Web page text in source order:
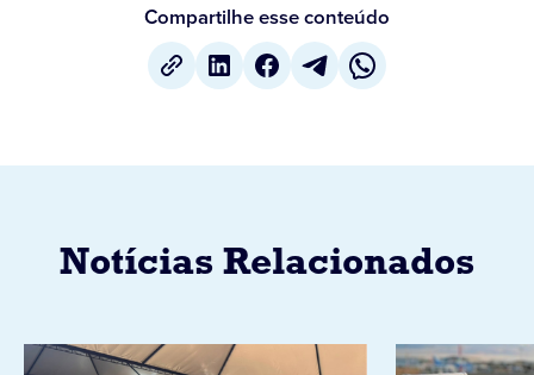
Compartilhe esse conteúdo
Notícias Relacionados